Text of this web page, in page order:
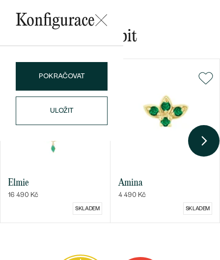
Bestsellery
Konfigurace
POKRAČOVAT
ULOŽIT
Mohlo by se vám líbit
Elmie
16 490 Kč
SKLADEM
Amina
4 490 Kč
SKLADEM